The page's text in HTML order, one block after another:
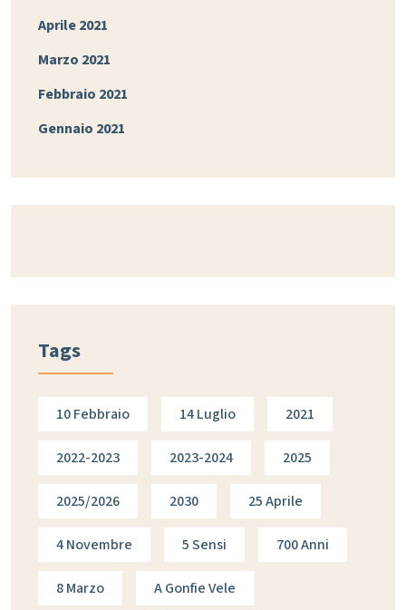
Aprile 2021
Marzo 2021
Febbraio 2021
Gennaio 2021
Tags
10 Febbraio 14 Luglio 2021
2022-2023 2023-2024 2025
2025/2026 2030 25 Aprile
4 Novembre 5 Sensi 700 Anni
8 Marzo A Gonfie Vele